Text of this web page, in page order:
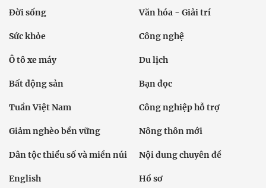
Đời sống Văn hóa - Giải trí
Sức khỏe Công nghệ
Ô tô xe máy Du lịch
Bất động sản Bạn đọc
Tuần Việt Nam Công nghiệp hỗ trợ
Giảm nghèo bền vững Nông thôn mới
Dân tộc thiểu số và miền núi Nội dung chuyên đề
English Hồ sơ